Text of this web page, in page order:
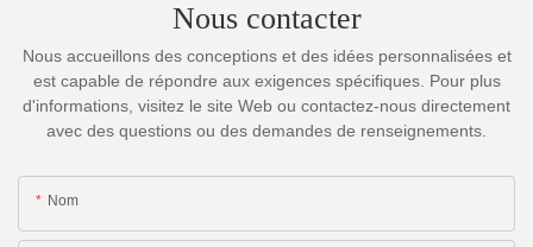
Nous contacter
Nous accueillons des conceptions et des idées personnalisées et
est capable de répondre aux exigences spécifiques. Pour plus
d'informations, visitez le site Web ou contactez-nous directement
avec des questions ou des demandes de renseignements.
Nom